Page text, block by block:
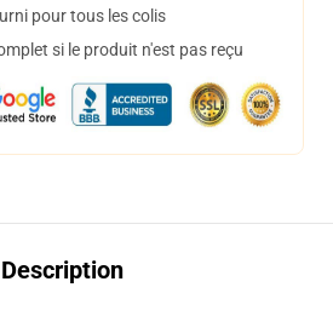
pour tous les colis
si le produit n'est pas reçu
Description